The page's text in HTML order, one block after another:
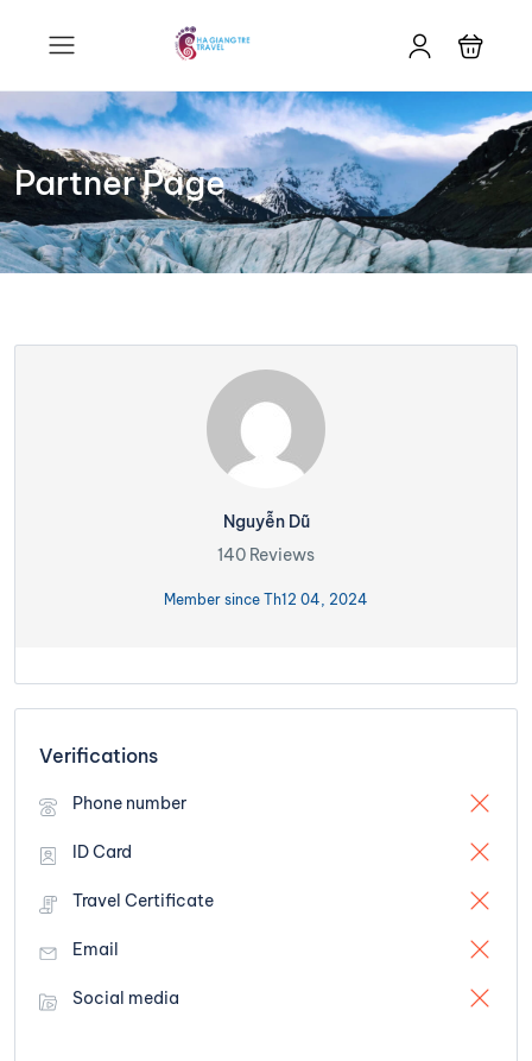
Partner Page
Nguyễn Dũ
140 Reviews
Member since Th12 04, 2024
Verifications
Phone number
ID Card
Travel Certificate
Email
Social media